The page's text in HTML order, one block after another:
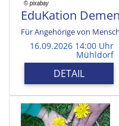
EduKation
Für Angehörige von
16.09.2026 14:00 Uhr
Mühldorf
DETAIL